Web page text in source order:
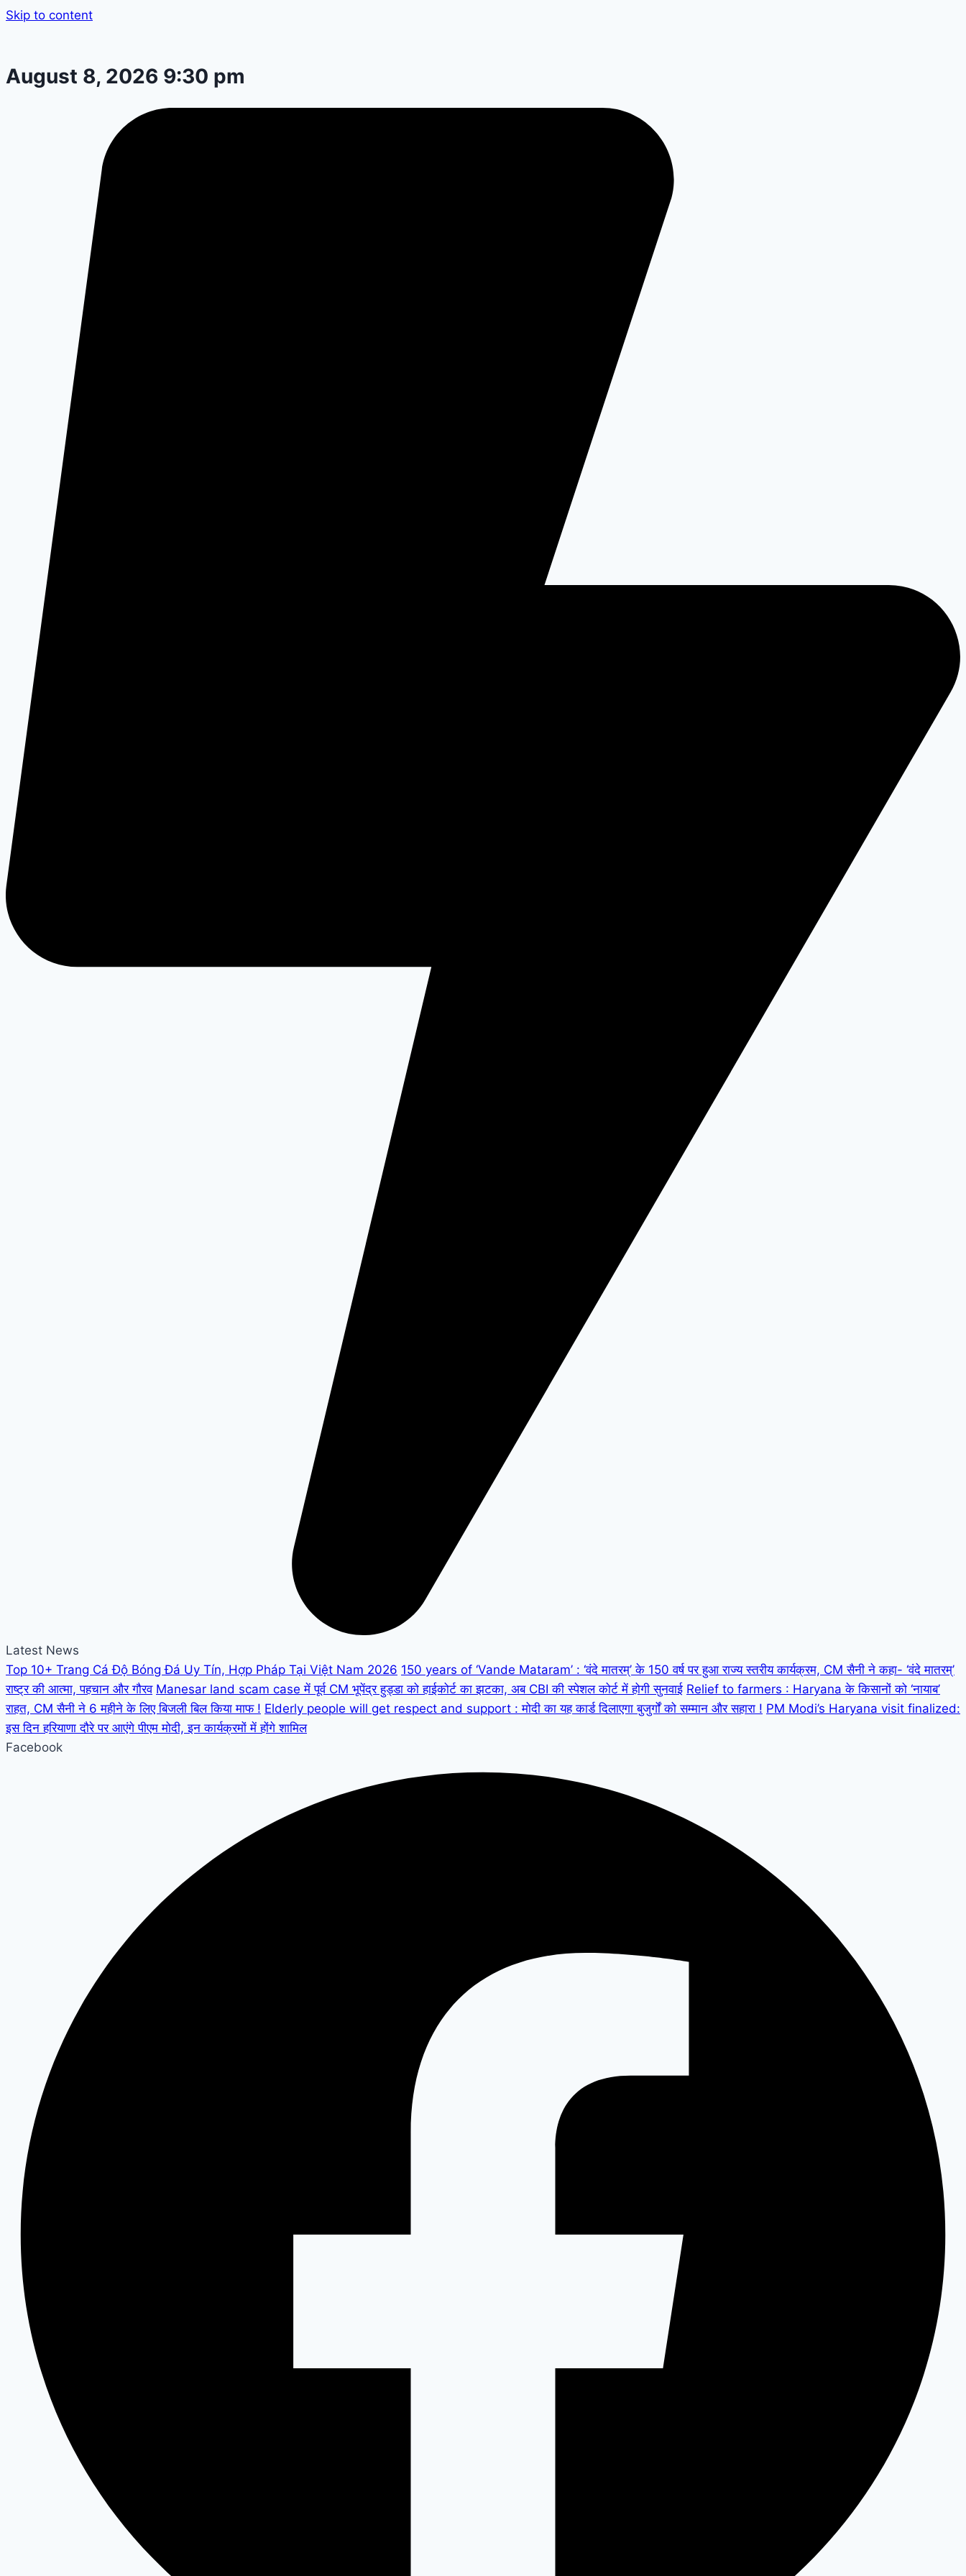
Skip to content
August 8, 2026 9:30 pm
Latest News
Top 10+ Trang Cá Độ Bóng Đá Uy Tín, Hợp Pháp Tại Việt Nam 2026 150 years of ‘Vande Mataram’ : ‘वंदे मातरम्’ के 150 वर्ष पर हुआ राज्य स्तरीय कार्यक्रम, CM सैनी ने कहा- ‘वंदे मातरम्’
राष्ट्र की आत्मा, पहचान और गौरव Manesar land scam case में पूर्व CM भूपेंद्र हुड्डा को हाईकोर्ट का झटका, अब CBI की स्पेशल कोर्ट में होगी सुनवाई Relief to farmers : Haryana के किसानों को ‘नायाब’
राहत, CM सैनी ने 6 महीने के लिए बिजली बिल किया माफ ! Elderly people will get respect and support : मोदी का यह कार्ड दिलाएगा बुजुर्गों को सम्मान और सहारा ! PM Modi’s Haryana visit finalized:
इस दिन हरियाणा दौरे पर आएंगे पीएम मोदी, इन कार्यक्रमों में होंगे शामिल
Facebook